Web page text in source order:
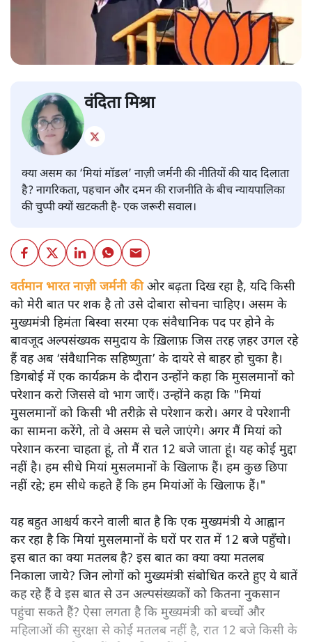
वंदिता मिश्रा
क्या असम का ‘मियां मॉडल’ नाज़ी जर्मनी की नीतियों की याद दिलाता
है? नागरिकता, पहचान और दमन की राजनीति के बीच न्यायपालिका
की चुप्पी क्यों खटकती है- एक जरूरी सवाल।
वर्तमान भारत नाज़ी जर्मनी कीओर बढ़ता दिख रहा है, यदि किसी
को मेरी बात पर शक है तो उसे दोबारा सोचना चाहिए। असम के
मुख्यमंत्री हिमंता बिस्वा सरमा एक संवैधानिक पद पर होने के
बावजूद अल्पसंख्यक समुदाय के ख़िलाफ़ जिस तरह ज़हर उगल रहे
हैं वह अब ‘संवैधानिक सहिष्णुता’ के दायरे से बाहर हो चुका है।
डिगबोई में एक कार्यक्रम के दौरान उन्होंने कहा कि मुसलमानों को
परेशान करो जिससे वो भाग जाएँ। उन्होंने कहा कि "मियां
मुसलमानों को किसी भी तरीक़े से परेशान करो। अगर वे परेशानी
का सामना करेंगे, तो वे असम से चले जाएंगे। अगर मैं मियां को
परेशान करना चाहता हूं, तो मैं रात 12 बजे जाता हूं। यह कोई मुद्दा
नहीं है। हम सीधे मियां मुसलमानों के खिलाफ हैं। हम कुछ छिपा
नहीं रहे; हम सीधे कहते हैं कि हम मियांओं के खिलाफ हैं।"
यह बहुत आश्चर्य करने वाली बात है कि एक मुख्यमंत्री ये आह्वान
कर रहा है कि मियांं मुसलमानों के घरों पर रात में 12 बजे पहुँचो।
इस बात का क्या मतलब है? इस बात का क्या क्या मतलब
निकाला जाये? जिन लोगों को मुख्यमंत्री संबोधित करते हुए ये बातें
कह रहे हैं वे इस बात से उन अल्पसंख्यकों को कितना नुकसान
पहुंचा सकते हैं? ऐसा लगता है कि मुख्यमंत्री को बच्चों और
महिलाओं की सुरक्षा से कोई मतलब नहीं है, रात 12 बजे किसी के